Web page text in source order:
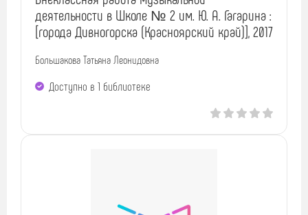
деятельности в Школе № 2 им. Ю. А. Гагарина :
[города Дивногорска (Красноярский край)], 2017
Большакова Татьяна Леонидовна
Доступно в 1 библиотекe